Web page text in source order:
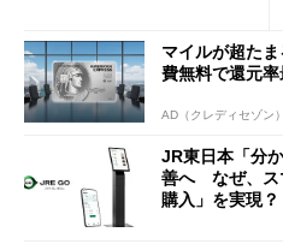
も
マイルが超た
費無料で還元
AD（クレディセゾン）
JR東日本「分
善へ なぜ、ス
購入」を実現？